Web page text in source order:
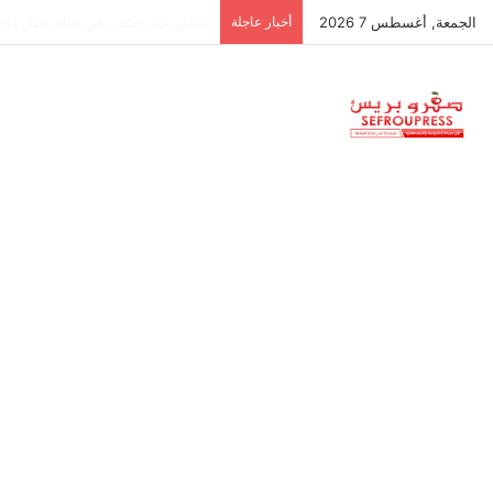
الجمعة, أغسطس 7 2026 أخبار عاجلة